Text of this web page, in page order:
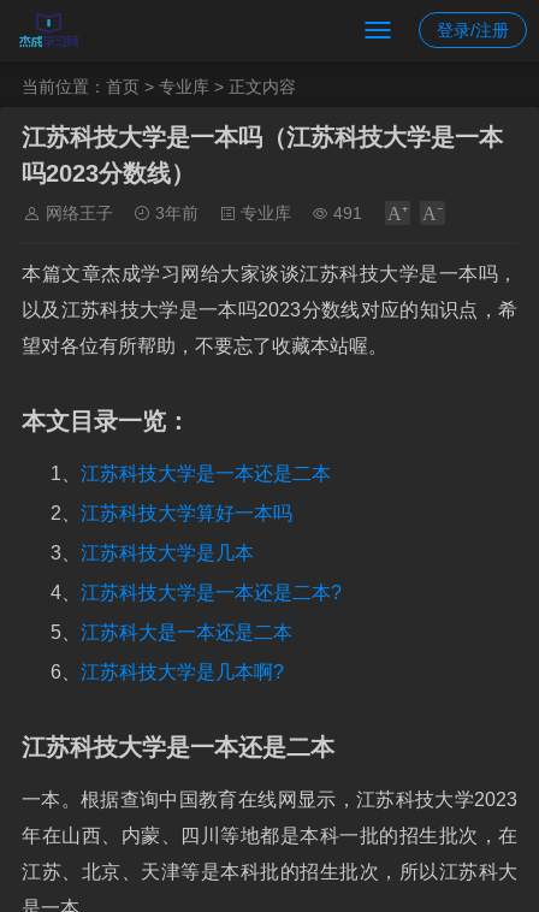
登录/注册
当前位置： 首页 > 专业库 > 正文内容
江苏科技大学是一本吗（江苏科技大学是一本
吗2023分数线）
网络王子 3年前 专业库 491
本篇文章杰成学习网给大家谈谈江苏科技大学是一本吗，
以及江苏科技大学是一本吗2023分数线对应的知识点，希
望对各位有所帮助，不要忘了收藏本站喔。
本文目录一览：
1、 江苏科技大学是一本还是二本
2、 江苏科技大学算好一本吗
3、 江苏科技大学是几本
4、 江苏科技大学是一本还是二本?
5、 江苏科大是一本还是二本
6、 江苏科技大学是几本啊?
江苏科技大学是一本还是二本
一本。根据查询中国教育在线网显示，江苏科技大学2023
年在山西、内蒙、四川等地都是本科一批的招生批次，在
江苏、北京、天津等是本科批的招生批次，所以江苏科大
是一本。